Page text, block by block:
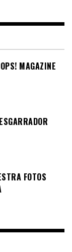
MAGAZINE
FOTOS